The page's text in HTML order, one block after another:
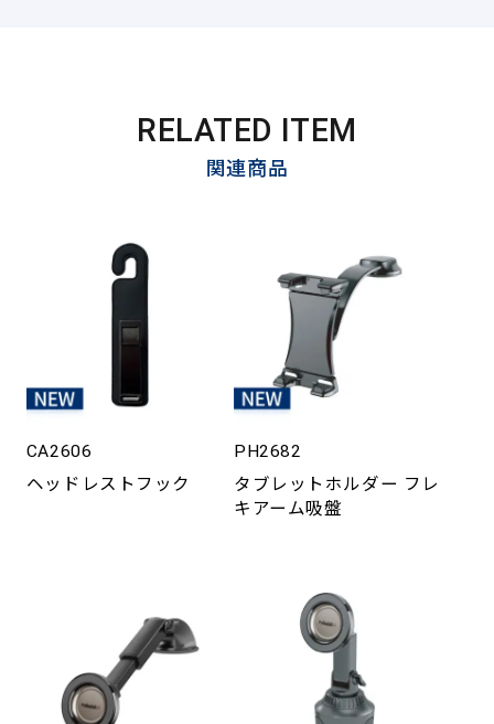
RELATED ITEM
関連商品
CA2606
ヘッドレストフック
PH2682
タブレットホルダー フレ
キアーム吸盤